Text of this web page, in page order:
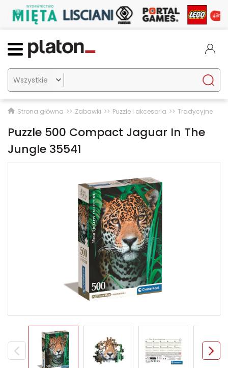

Strona główna Zabawki Puzzle i akcesoria Tradycyjne
Puzzle 500 Compact Jaguar In The
Jungle 35541